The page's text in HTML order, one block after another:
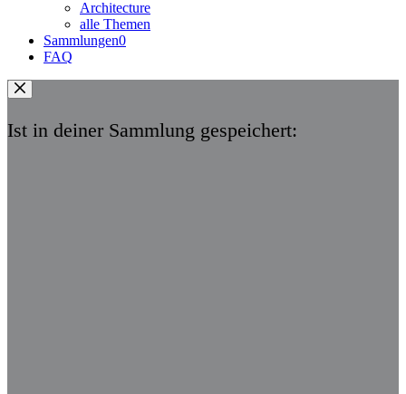
Architecture
alle Themen
Sammlungen0
FAQ
Ist in deiner Sammlung gespeichert: